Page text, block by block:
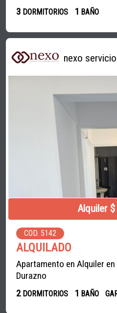
3 DORMITORIOS 1 BAÑO
nexo
Alquiler $
COD. 5142
ALQUILADO
Apartamento en Alquiler
Durazno
2DORMITORIOS 1 BAÑO